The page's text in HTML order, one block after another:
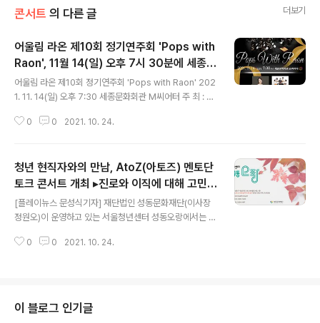
콘서트 의 다른 글 더보기
어울림 라온 제10회 정기연주회 'Pops with
Raon', 11월 14(일) 오후 7시 30분에 세종문
화회관 M씨어터에서 공연
어울림 라온 제10회 정기연주회 'Pops with Raon' 202
1. 11. 14(일) 오후 7:30 세종문화회관 M씨어터 주 최 : 어
00원 (대학생까지 50%) 문 의 : 02-2183-1290 예매처
정기연주회 플루트 앙상블로 즐기는 클래식과 영화 OST,
OLD POP의 감성여행입니다. 귀에 익숙한 친근한 멜로디
로 가사를 의미하며 힐링의 시간을 가질 수 있습니다. 어울
림 라온은 전통음악을 서양악기로 표현하여, 2018년 세종
문화회관 M시어터에서 영산회상 ‘세령산’을 최초 공연한
데 이어 클래식과 월드..
0 0 2021. 10. 24.
청년 현직자와의 만남, AtoZ(아토즈) 멘토단
토크 콘서트 개최 ▸진로와 이직에 대해 고민이
있는 청년들에게 노하우 전달
[플레이뉴스 문성식기자] 재단법인 성동문화재단(이사장
정원오)이 운영하고 있는 서울청년센터 성동오랑에서는 오
크 콘서트’를 개최한다. AtoZ(아토즈)멘토단은 지난 5월
대해 고민이 있는 청년들을 대상으로 자신의 길을 개척해
나가고 있는 AtoZ(아토즈)멘토단 각각의 이야기를 전할
0 0 2021. 10. 24.
이 블로그 인기글